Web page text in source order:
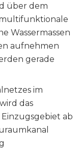
über dem
Wassermassen
aufnehmen
gerade
im
das
ab